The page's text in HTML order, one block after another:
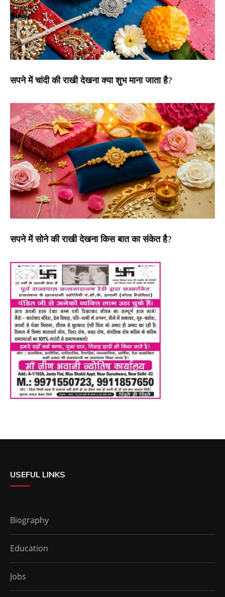
सपने में चांदी की राखी देखना क्या शुभ माना जाता है?
सपने में सोने की राखी देखना किस बात का संकेत है?
USEFUL LINKS
Biography
Education
Jobs